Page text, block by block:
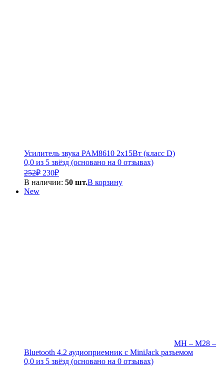
Усилитель звука PAM8610 2х15Вт (класс D)
0,0 из 5 звёзд (основано на 0 отзывах)
252₽ Первоначальная
цена
230₽Текущая
цена:
В наличии: 50 шт.В корзину
New
MH – M28 –
Bluetooth 4.2 аудиоприемник c MiniJack разъемом
0,0 из 5 звёзд (основано на 0 отзывах)